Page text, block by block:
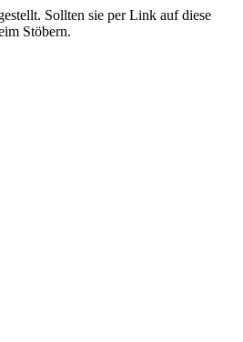
Sollten sie per Link auf diese
Stöbern.